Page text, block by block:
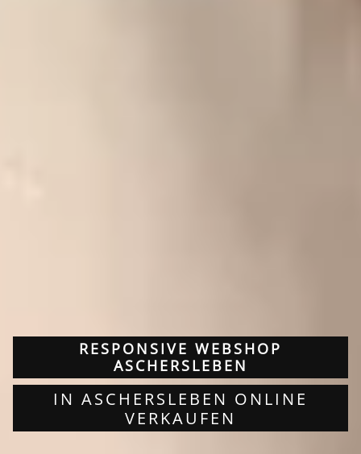
RESPONSIVE WEBSHOP
ASCHERSLEBEN
IN ASCHERSLEBEN ONLINE
VERKAUFEN